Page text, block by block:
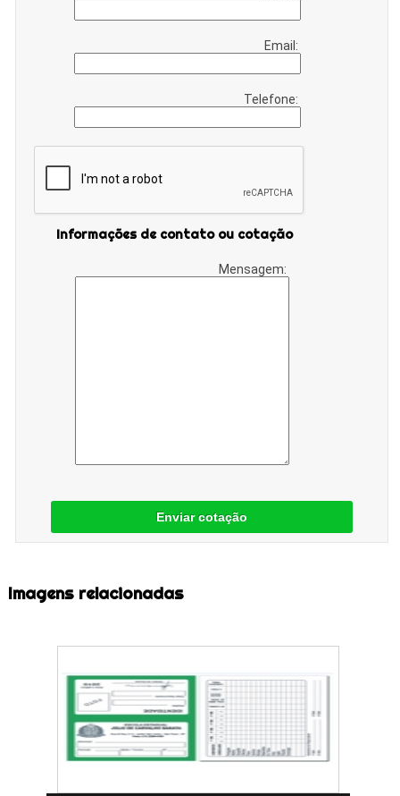
Email:
Telefone:
Informações de contato ou cotação
Mensagem:
Enviar cotação
Imagens relacionadas